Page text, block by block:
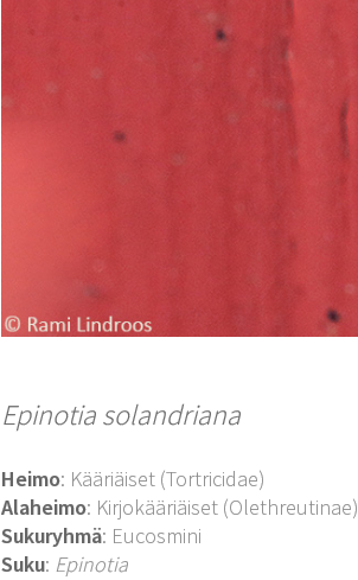
Epinotia solandriana
Heimo: Kääriäiset (Tortricidae)
Alaheimo: Kirjokääriäiset (Olethreutinae)
Sukuryhmä: Eucosmini
Suku: Epinotia